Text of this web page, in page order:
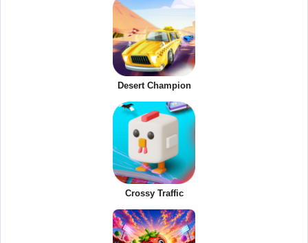
Desert Champion
Crossy Traffic